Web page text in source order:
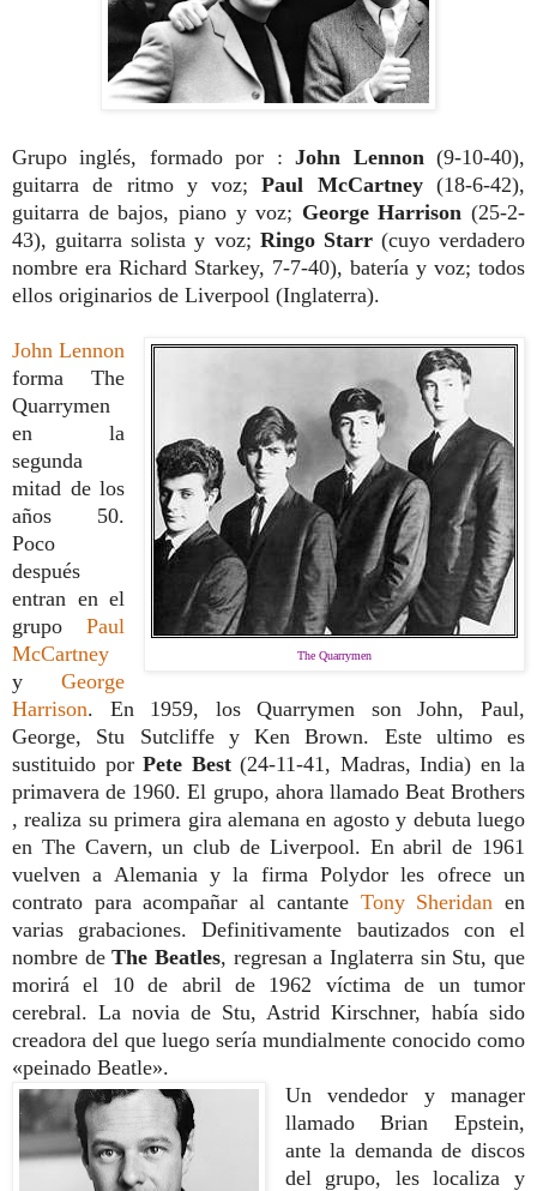
Grupo inglés, formado por :John Lennon (9-10-40),
guitarra de ritmo y voz;Paul McCartney(18-6-42),
guitarra de bajos, piano y voz; George Harrison (25-2-
43), guitarra solista y voz; Ringo Starr(cuyo verdadero
nombre era Richard Starkey, 7-7-40), batería y voz; todos
ellos originarios de Liverpool (Inglaterra).
The Quarrymen
John Lennon
forma The
Quarrymen
en la
segunda
mitad de los
años 50.
Poco
después
entran en el
grupoPaul
McCartney
yGeorge
Harrison. En 1959, los Quarrymen son John, Paul,
George, Stu Sutcliffe y Ken Brown. Este ultimo es
sustituido por Pete Best(24-11-41, Madras, India) en la
primavera de 1960. El grupo, ahora llamado Beat Brothers
, realiza su primera gira alemana en agosto y debuta luego
en The Cavern, un club de Liverpool. En abril de 1961
vuelven a Alemania y la firma Polydor les ofrece un
contrato para acompañar al cantante Tony Sheridan en
varias grabaciones. Definitivamente bautizados con el
nombre deThe Beatles, regresan a Inglaterra sin Stu, que
morirá el 10 de abril de 1962 víctima de un tumor
cerebral. La novia de Stu, Astrid Kirschner, había sido
creadora del que luego sería mundialmente conocido como
«peinado Beatle».
Un vendedor y manager
llamado Brian Epstein,
ante la demanda de discos
del grupo, les localiza y